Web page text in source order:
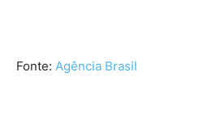
Fonte: Agência Brasil